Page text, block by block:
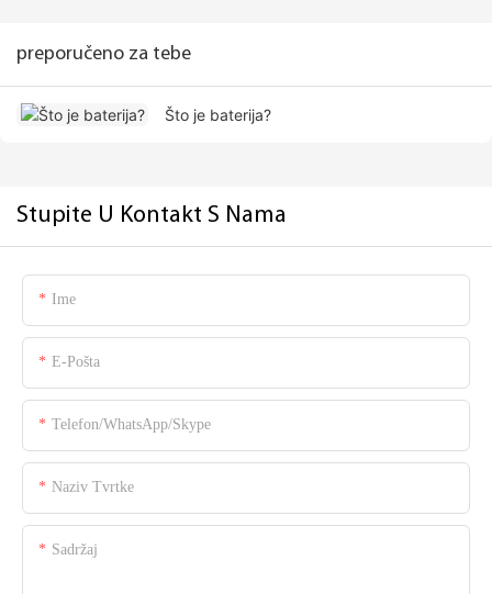
preporučeno za tebe
Što je baterija?
Stupite U Kontakt S Nama
Ime
E-Pošta
Telefon/WhatsApp/Skype
Naziv Tvrtke
Sadržaj